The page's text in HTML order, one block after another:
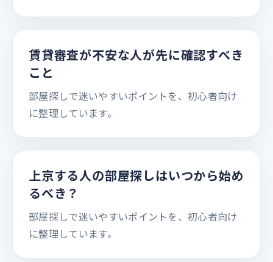
賃貸審査が不安な人が先に確認すべき
こと
部屋探しで迷いやすいポイントを、初心者向け
に整理しています。
上京する人の部屋探しはいつから始め
るべき？
部屋探しで迷いやすいポイントを、初心者向け
に整理しています。